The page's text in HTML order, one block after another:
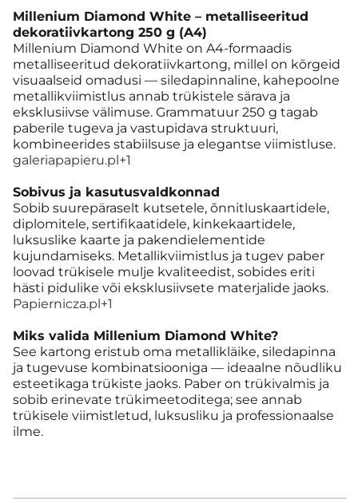
Millenium Diamond White – metalliseeritud
dekoratiivkartong 250 g (A4)
Millenium Diamond White on A4-formaadis
metalliseeritud dekoratiivkartong, millel on kõrgeid
visuaalseid omadusi — siledapinnaline, kahepoolne
metallikviimistlus annab trükistele särava ja
eksklusiivse välimuse. Grammatuur 250 g tagab
paberile tugeva ja vastupidava struktuuri,
kombineerides stabiilsuse ja elegantse viimistluse.
galeriapapieru.pl+1
Sobivus ja kasutusvaldkonnad
Sobib suurepäraselt kutsetele, õnnitluskaartidele,
diplomitele, sertifikaatidele, kinkekaartidele,
luksuslike kaarte ja pakendielementide
kujundamiseks. Metallikviimistlus ja tugev paber
loovad trükisele mulje kvaliteedist, sobides eriti
hästi pidulike või eksklusiivsete materjalide jaoks.
Papiernicza.pl+1
Miks valida Millenium Diamond White?
See kartong eristub oma metallikläike, siledapinna
ja tugevuse kombinatsiooniga — ideaalne nõudliku
esteetikaga trükiste jaoks. Paber on trükivalmis ja
sobib erinevate trükimeetoditega; see annab
trükisele viimistletud, luksusliku ja professionaalse
ilme.